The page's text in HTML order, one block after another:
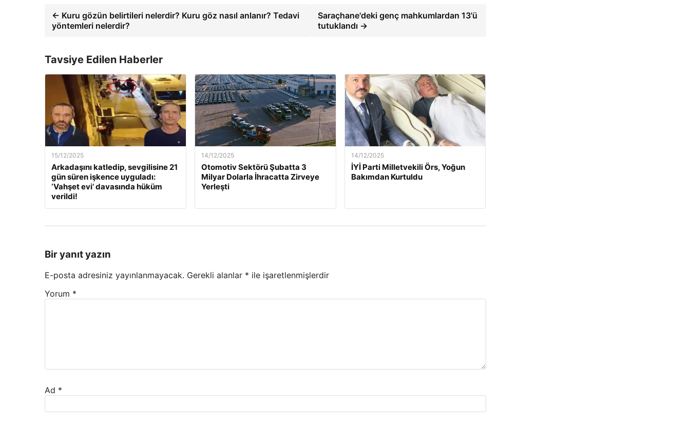
← Kuru gözün belirtileri nelerdir? Kuru göz nasıl anlanır? Tedavi
yöntemleri nelerdir?
Saraçhane'deki genç mahkumlardan 13'ü
tutuklandı →
Tavsiye Edilen Haberler
15/12/2025
Arkadaşını katledip, sevgilisine 21
gün süren işkence uyguladı:
‘Vahşet evi’ davasında hüküm
verildi!
14/12/2025
Otomotiv Sektörü Şubatta 3
Milyar Dolarla İhracatta Zirveye
Yerleşti
14/12/2025
İYİ Parti Milletvekili Örs, Yoğun
Bakımdan Kurtuldu
Bir yanıt yazın
E-posta adresiniz yayınlanmayacak. Gerekli alanlar * ile işaretlenmişlerdir
Yorum *
Ad *